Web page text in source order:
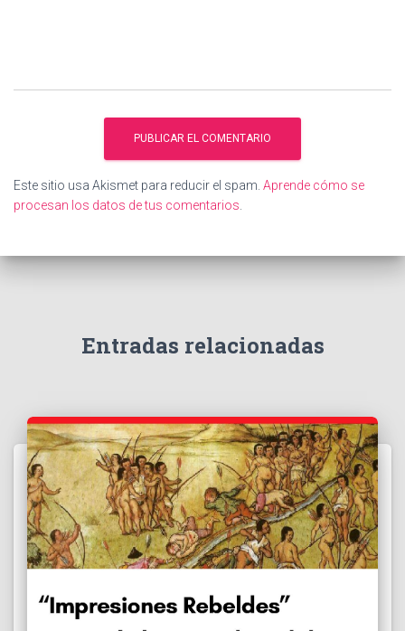
Este sitio usa Akismet para reducir el spam. Aprende cómo se
procesan los datos de tus comentarios
Entradas relacionadas